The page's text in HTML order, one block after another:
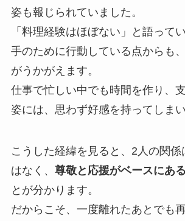
姿も報じられていました。
「料理経験はほぼない」と語って
手のために行動している点からも
がうかがえます。
仕事で忙しい中でも時間を作り、
姿には、思わず好感を持ってしまい
こうした経緯を見ると、2人の関
はなく、 尊敬と応援がベースにあ
とが分かります。
だからこそ、一度離れたあとでも